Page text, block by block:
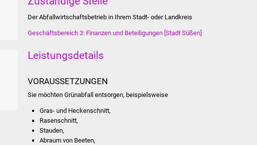
Der Abfallwirtschaftsbetrieb in Ihrem Stadt- oder Landkreis
Geschäftsbereich 3: Finanzen und Beteiligungen [Stadt Süßen]
Leistungsdetails
VORAUSSETZUNGEN
Sie möchten Grünabfall entsorgen, beispielsweise
Gras- und Heckenschnitt,
Rasenschnitt,
Stauden,
Abraum von Beeten,